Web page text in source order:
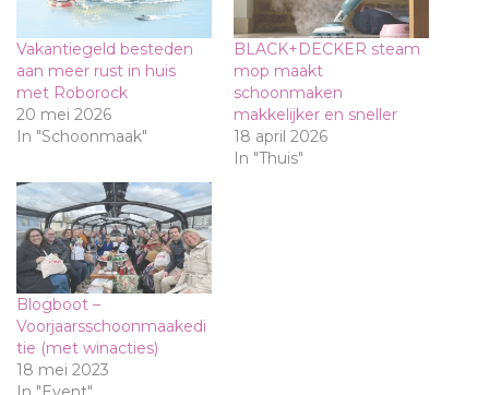
Vakantiegeld besteden
aan meer rust in huis
met Roborock
20 mei 2026
In "Schoonmaak"
BLACK+DECKER steam
mop maakt
schoonmaken
makkelijker en sneller
18 april 2026
In "Thuis"
Blogboot –
Voorjaarsschoonmaakedi
tie (met winacties)
18 mei 2023